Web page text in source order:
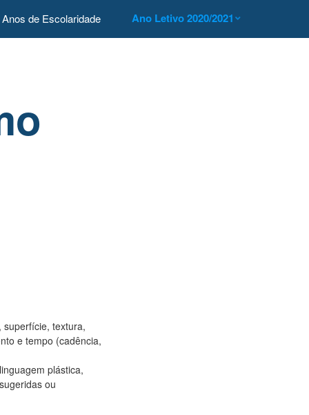
Anos de Escolaridade Ano Letivo 2020/2021
superfície, textura,
e tempo (cadência,
plástica,
ou